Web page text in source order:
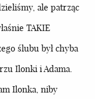
ale patrząc
TAKIE
ślubu był chyba
Ilonki i Adama.
Ilonka, niby